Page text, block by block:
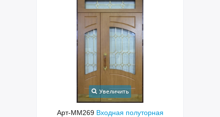
Увеличить
Арт-ММ269 Входная полуторная